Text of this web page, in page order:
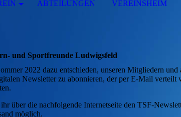
ABTEILUNGEN VEREINSHEIM
und Sportfreunde Ludwigsfeld
2022 dazu entschieden, unseren Mitgliedern
Newsletter zu abonnieren, der per E-Mail
über die nachfolgende Internetseite den TSF-
möglich.